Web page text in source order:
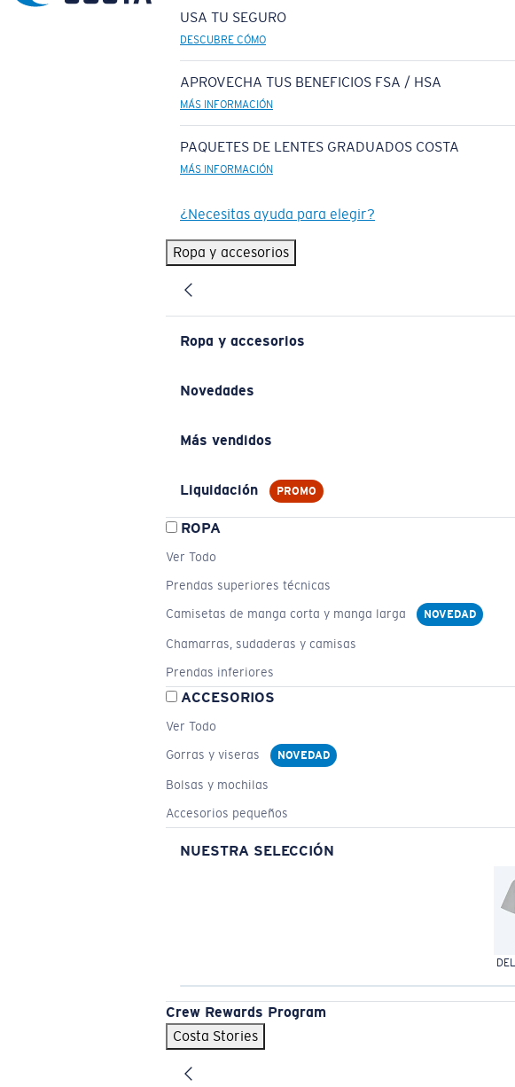
USA TU SEGURO
DESCUBRE CÓMO
APROVECHA TUS BENEFICIOS FSA / HSA
MÁS INFORMACIÓN
PAQUETES DE LENTES GRADUADOS COSTA
MÁS INFORMACIÓN
¿Necesitas ayuda para elegir?
Ropa y accesorios
Ropa y accesorios
Novedades
Más vendidos
Liquidación PROMO
ROPA
Ver Todo
Prendas superiores técnicas
Camisetas de manga corta y manga larga
NOVEDAD
Chamarras, sudaderas y camisas
Prendas inferiores
ACCESORIOS
Ver Todo
Gorras y viseras
NOVEDAD
Bolsas y mochilas
Accesorios pequeños
NUESTRA SELECCIÓN
Crew Rewards Program
Costa Stories